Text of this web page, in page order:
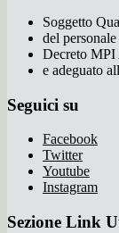
Soggetto
del
Decreto
e adeguato
Seguici su
Facebook
Twitter
Youtube
Instagram
Sezione Link